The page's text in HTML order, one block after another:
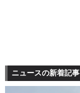
ニュースの新着記事